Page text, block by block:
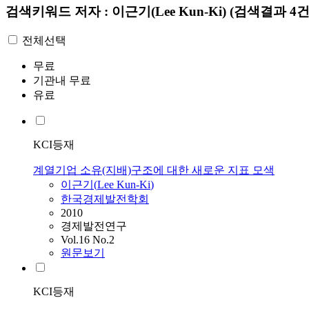
검색키워드 저자 : 이근기(Lee Kun-Ki) (검색결과 4
전체선택
무료
기관내 무료
유료
KCI등재
계열기업 소유(지배)구조에 대한 새로운 지표 모색
이근기 (Lee Kun-Ki)
한국경제발전학회
2010
경제발전연구
Vol.16 No.2
원문보기
KCI등재